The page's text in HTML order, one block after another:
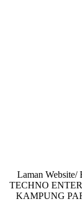
Laman
TECHNO
KAMPUNG